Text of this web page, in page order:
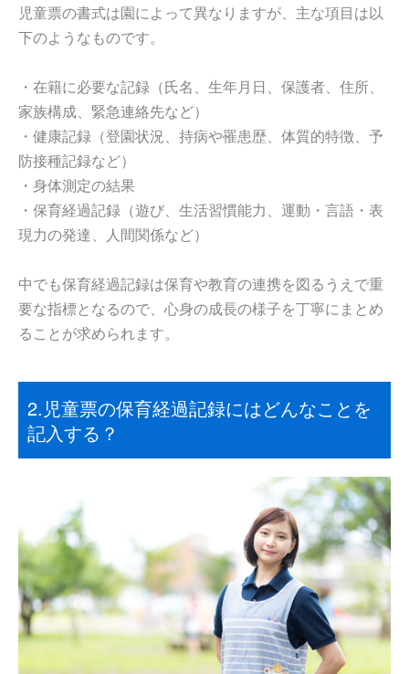
児童票の書式は園によって異なりますが、主な項目は以
下のようなものです。
・在籍に必要な記録（氏名、生年月日、保護者、住所、
家族構成、緊急連絡先など）
・健康記録（登園状況、持病や罹患歴、体質的特徴、予
防接種記録など）
・身体測定の結果
・保育経過記録（遊び、生活習慣能力、運動・言語・表
現力の発達、人間関係など）
中でも保育経過記録は保育や教育の連携を図るうえで重
要な指標となるので、心身の成長の様子を丁寧にまとめ
ることが求められます。
2.児童票の保育経過記録にはどんなことを
記入する？